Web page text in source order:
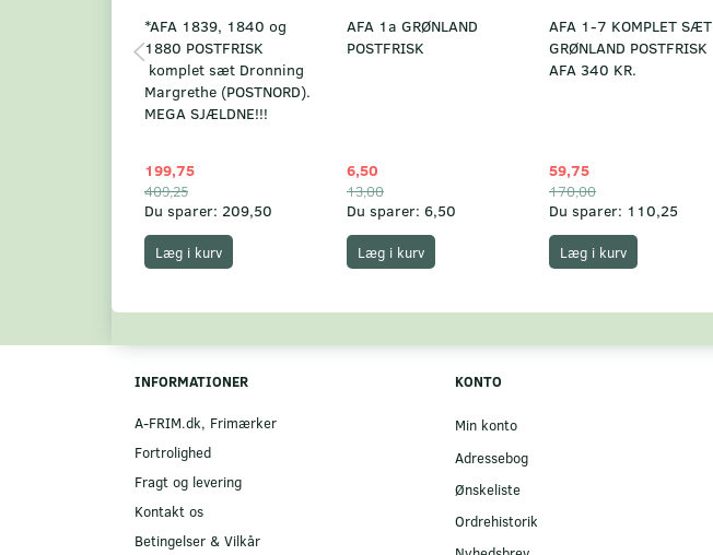
*AFA 1839, 1840 og
1880 POSTFRISK
komplet sæt Dronning
Margrethe (POSTNORD).
MEGA SJÆLDNE!!!
199,75
409,25
Du sparer: 209,50
Læg i kurv
AFA 1a GRØNLAND
POSTFRISK
6,50
13,00
Du sparer: 6,50
Læg i kurv
AFA 1-7 KOMPLET SÆT
GRØNLAND POSTFRISK
AFA 340 KR.
59,75
170,00
Du sparer: 110,25
Læg i kurv
INFORMATIONER
A-FRIM.dk, Frimærker
Fortrolighed
Fragt og levering
Kontakt os
Betingelser & Vilkår
KONTO
Min konto
Adressebog
Ønskeliste
Ordrehistorik